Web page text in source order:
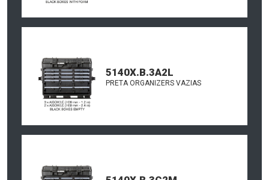
5140X.B.3A2L
PRETA ORGANIZERS VAZIAS